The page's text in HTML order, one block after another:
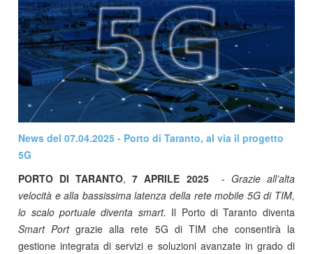
News del 07.04.2025 - Porto di Taranto, al via il progetto
5G
PORTO DI TARANTO,7 APRILE 2025 - Grazie all’alta
velocità e alla bassissima latenza della rete mobile 5G di TIM,
lo scalo portuale diventa smart. Il Porto di Taranto diventa
Smart Portgrazie alla rete 5G di TIM che consentirà la
gestione integrata di servizi e soluzioni avanzate in grado di